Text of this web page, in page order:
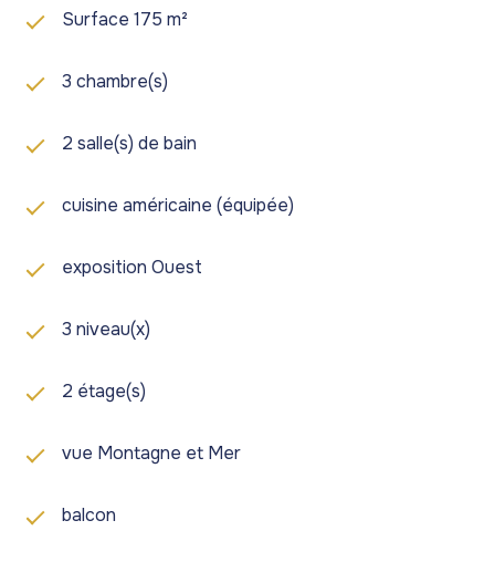
Surface 175 m²
3 chambre(s)
2 salle(s) de bain
cuisine américaine (équipée)
exposition Ouest
3 niveau(x)
2 étage(s)
vue Montagne et Mer
balcon